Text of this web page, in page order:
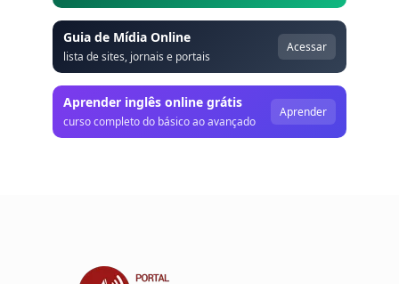
Guia de Mídia Online
lista de sites, jornais e portais
Acessar
Aprender inglês online grátis
curso completo do básico ao avançado
Aprender